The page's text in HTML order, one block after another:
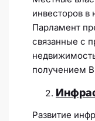
инвесторов в
Парламент
связанные с
получением
Развитие